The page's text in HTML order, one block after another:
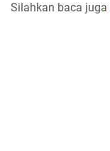
Silahkan baca juga